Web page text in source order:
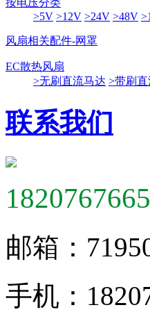
按电压分类
>5V >12V >24V >48V
风扇相关配件-网罩
EC散热风扇
>无刷直流马达 >带刷
联系我们
邮箱：
手机：